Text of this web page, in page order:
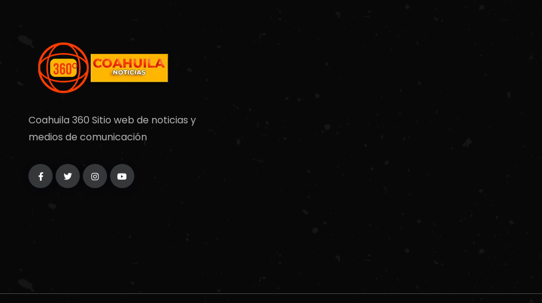
Coahuila 360 Sitio web de noticias y
medios de comunicación